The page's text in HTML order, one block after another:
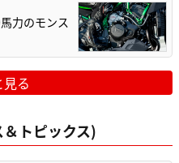
力のモンス
る
トピックス)